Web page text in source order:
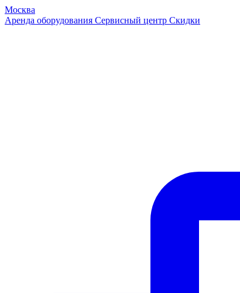
Москва
Аренда оборудования Сервисный центр Скидки